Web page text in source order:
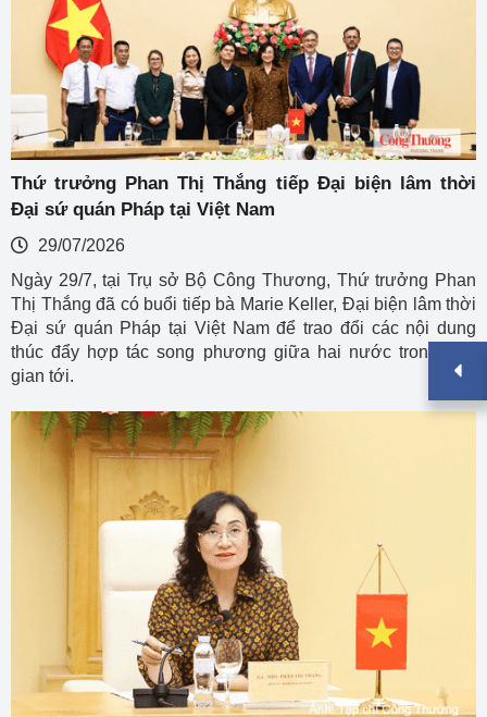
Thứ trưởng Phan Thị Thắng tiếp Đại biện lâm thời
Đại sứ quán Pháp tại Việt Nam
29/07/2026
Ngày 29/7, tại Trụ sở Bộ Công Thương, Thứ trưởng Phan
Thị Thắng đã có buổi tiếp bà Marie Keller, Đại biện lâm thời
Đại sứ quán Pháp tại Việt Nam để trao đổi các nội dung
thúc đẩy hợp tác song phương giữa hai nước trong thời
gian tới.